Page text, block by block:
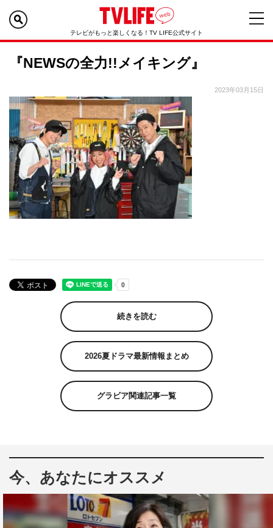
テレビがもっと楽しくなる！TV LIFE公式サイト
『NEWSの全力!!メイキング』
2023年03月15日
続きを読む
2026夏ドラマ最新情報まとめ
グラビア関連記事一覧
今、あなたにオススメ